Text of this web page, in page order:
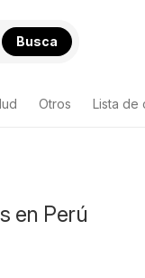
Busca
Otros Lista de
en Perú